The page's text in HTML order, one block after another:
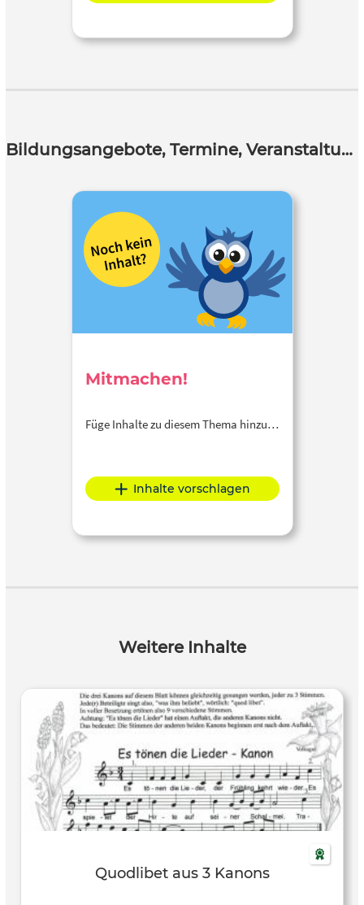
Bildungsangebote, Termine, Veranstaltungen
Mitmachen!
Füge Inhalte zu diesem Thema hinzu…
Inhalte vorschlagen
Weitere Inhalte
Quodlibet aus 3 Kanons